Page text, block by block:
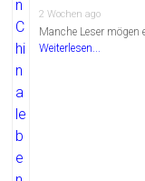
2 Wochen ago
Manche Leser
Weiterlesen...